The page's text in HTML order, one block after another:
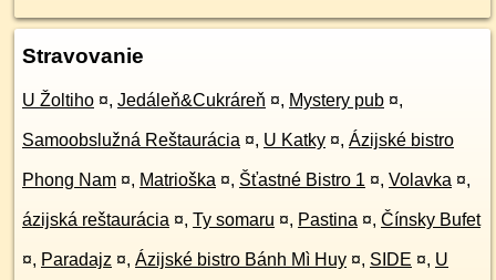
Stravovanie
U Žoltiho ¤, Jedáleň&Cukráreň ¤, Mystery pub ¤,
Samoobslužná Reštaurácia ¤, U Katky ¤, Ázijské bistro
Phong Nam ¤, Matrioška ¤, Šťastné Bistro 1 ¤, Volavka ¤,
ázijská reštaurácia ¤, Ty somaru ¤, Pastina ¤, Čínsky Bufet
¤, Paradajz ¤, Ázijské bistro Bánh Mì Huy ¤, SIDE ¤, U